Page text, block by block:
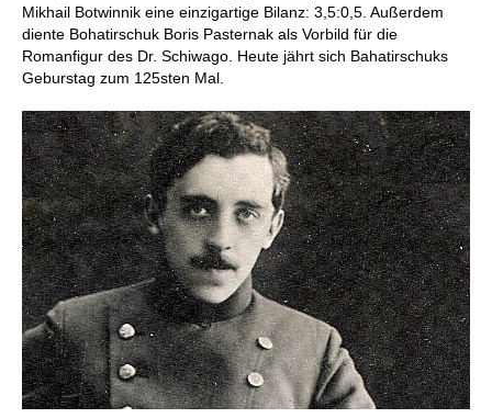
Mikhail Botwinnik eine einzigartige Bilanz: 3,5:0,5. Außerdem
diente Bohatirschuk Boris Pasternak als Vorbild für die
Romanfigur des Dr. Schiwago. Heute jährt sich Bahatirschuks
Geburstag zum 125sten Mal.